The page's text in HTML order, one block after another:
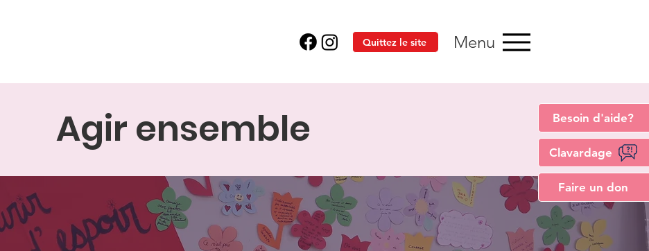
Faire un don
Besoin d'aide?
Clavardage
Quittez le site Menu
Agir ensemble